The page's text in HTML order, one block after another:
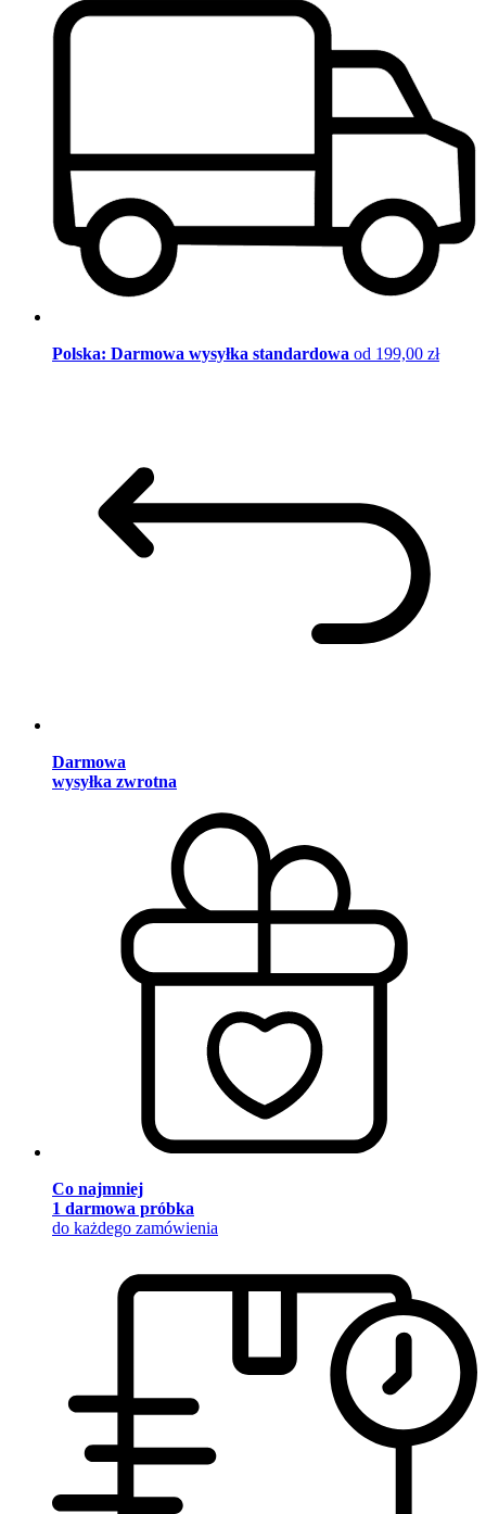
Polska: Darmowa wysyłka standardowa od 199,00 zł
Darmowa
wysyłka zwrotna
Co najmniej
1 darmowa próbka
do każdego zamówienia